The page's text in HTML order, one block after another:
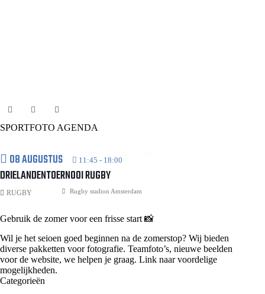
geen punten verspeeld. Nu werd Deltasport naar een ruime nederlaag
gespeeld. FC Zoetermeer kwam sterk uit de startblokken en…
Zoetermeer
Deltasport
Fotograaf Eric de Wit
SPORTFOTO AGENDA
08 AUGUSTUS 11:45 - 18:00
DRIELANDENTOERNOOI RUGBY
Rugby stadion Amsterdam
RUGBY
Gebruik de zomer voor een frisse start 📸
Wil je het seioen goed beginnen na de zomerstop? Wij bieden
diverse pakketten voor fotografie. Teamfoto’s, nieuwe beelden
voor de website, we helpen je graag. Link naar voordelige
mogelijkheden.
Categorieën